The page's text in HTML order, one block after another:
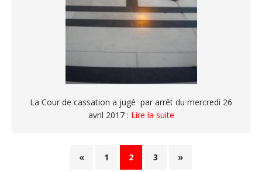
La Cour de cassation a jugé par arrêt du mercredi 26
avril 2017 : Lire la suite
« 1 2 3 »